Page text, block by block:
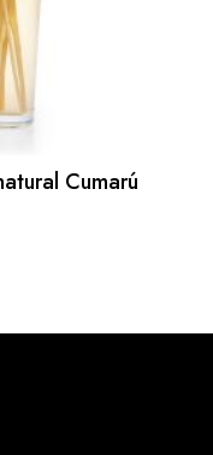
Cumarú